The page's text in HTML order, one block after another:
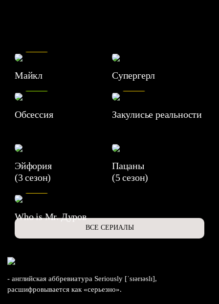
Майкл Супергерл
Обсессия
7.1
Закулисье реальности
Эйфория
(3 сезон)
Пацаны
(5 сезон)
Who is Mr. Дуров
ВСЕ СЕРИАЛЫ
- английская аббревиатура Seriously [ˈsɪərɪəslɪ],
расшифровывается как «серьезно».